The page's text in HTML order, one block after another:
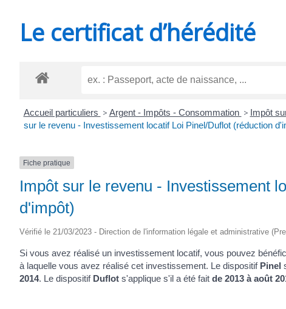
THÉNAC
Le certificat d’hérédité
Accueil particuliers > Argent - Impôts - Consommation > Impôt
sur le revenu - Investissement locatif Loi Pinel/Duflot (réduction
Fiche pratique
Impôt sur le revenu - Investissement
d'impôt)
Vérifié le 21/03/2023 - Direction de l'information légale et administrative
Si vous avez réalisé un investissement locatif, vous pouvez
à laquelle vous avez réalisé cet investissement. Le dispositif Pinel
2014. Le dispositif Duflot s'applique s'il a été fait de 2013 à août